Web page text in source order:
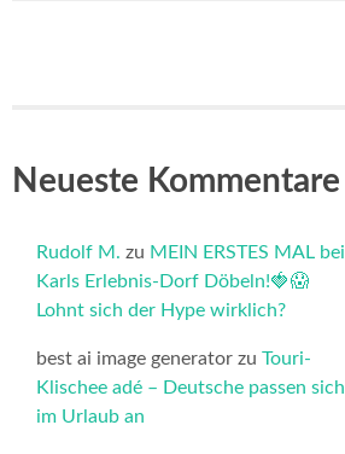
Neueste Kommentare
Rudolf M. zu MEIN ERSTES MAL bei
Karls Erlebnis-Dorf Döbeln!🍓😱
Lohnt sich der Hype wirklich?
best ai image generator zu Touri-
Klischee adé – Deutsche passen sich
im Urlaub an